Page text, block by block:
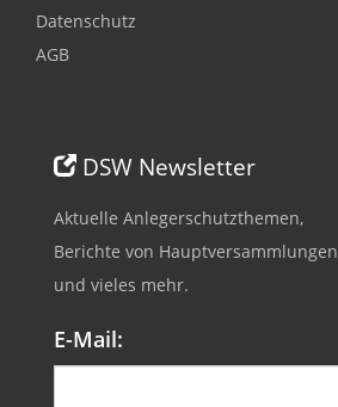
Datenschutz
AGB
DSW Newsletter
Aktuelle Anlegerschutzthemen,
Berichte von Hauptversammlungen
und vieles mehr.
E-Mail: